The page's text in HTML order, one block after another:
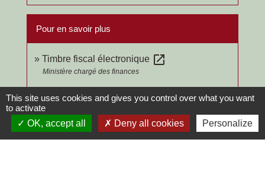
Pour en savoir plus
Timbre fiscal électronique open_in_new
Ministère chargé des finances
Signaler une erreur sur cette page
This site uses cookies and gives you control over what you want
to activate
OK, accept all
Deny all cookies Personalize